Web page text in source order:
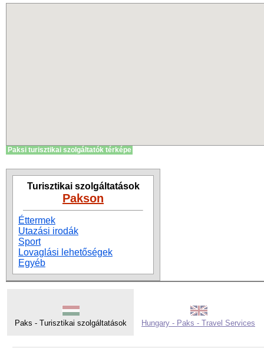
Paksi turisztikai szolgáltatók térképe
Turisztikai szolgáltatások
Pakson
Éttermek
Utazási irodák
Sport
Lovaglási lehetőségek
Egyéb
Paks - Turisztikai szolgáltatások Hungary - Paks - Travel Services